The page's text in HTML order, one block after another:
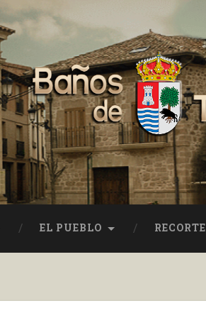
EL PUEBLO